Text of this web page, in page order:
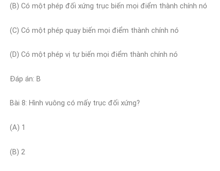
(B) Có một phép đối xứng trục biến mọi điểm thành chính nó
(C) Có một phép quay biến mọi điểm thành chính nó
(D) Có một phép vị tự biến mọi điểm thành chính nó
Đáp án: B
Bài 8: Hình vuông có mấy trục đối xứng?
(A) 1
(B) 2